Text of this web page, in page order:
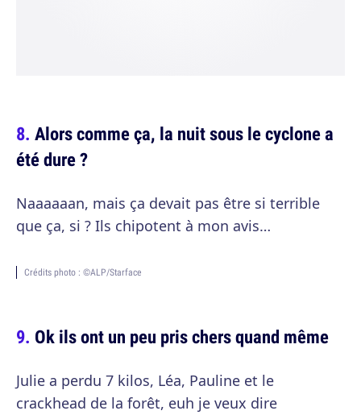
Alors comme ça, la nuit sous le cyclone a
été dure ?
Naaaaaan, mais ça devait pas être si terrible
que ça, si ? Ils chipotent à mon avis…
Crédits photo : ©ALP/Starface
Ok ils ont un peu pris chers quand même
Julie a perdu 7 kilos, Léa, Pauline et le
crackhead de la forêt, euh je veux dire